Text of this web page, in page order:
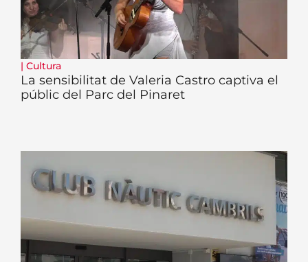
| Cultura
La sensibilitat de Valeria Castro captiva el
públic del Parc del Pinaret